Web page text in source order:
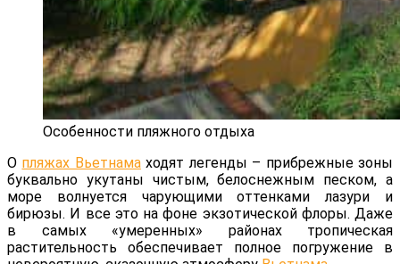
Особенности пляжного отдыха
О пляжах Вьетнамаходят легенды – прибрежные зоны
буквально укутаны чистым, белоснежным песком, а
море волнуется чарующими оттенками лазури и
бирюзы. И все это на фоне экзотической флоры. Даже
в самых «умеренных» районах тропическая
растительность обеспечивает полное погружение в